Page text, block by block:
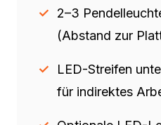
2–3
(Abstand zur
LED-Streifen
für indirektes